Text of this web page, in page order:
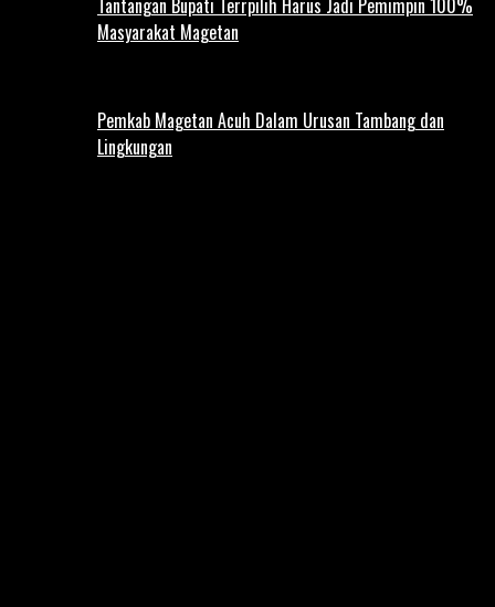
Tantangan Bupati Terrpilih Harus Jadi Pemimpin 100%
Masyarakat Magetan
Pemkab Magetan Acuh Dalam Urusan Tambang dan
Lingkungan